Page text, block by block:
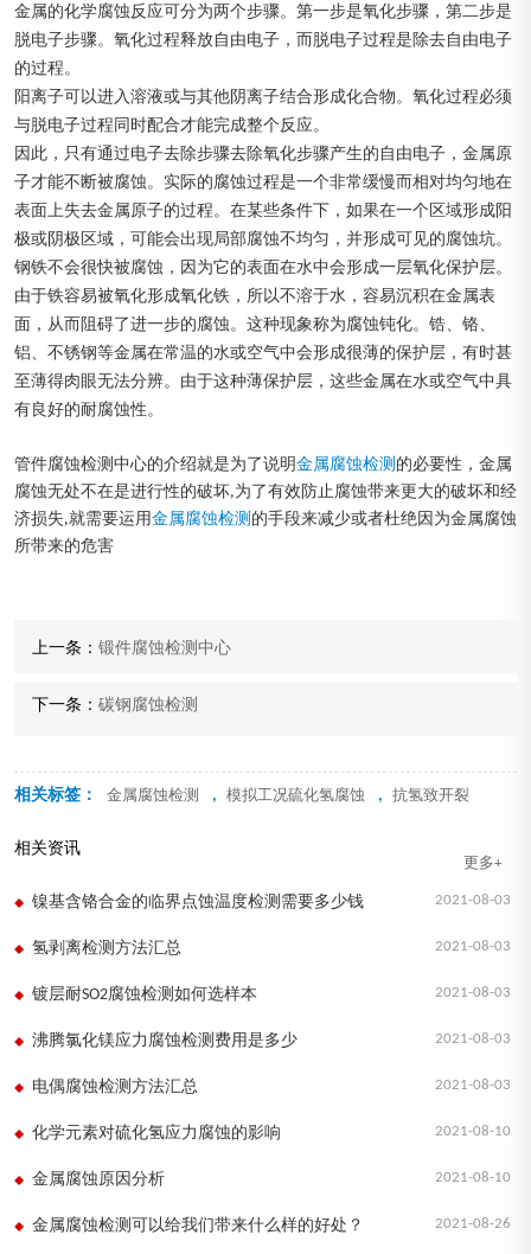
金属的化学腐蚀反应可分为两个步骤。第一步是氧化步骤，第二步是
脱电子步骤。氧化过程释放自由电子，而脱电子过程是除去自由电子
的过程。
阳离子可以进入溶液或与其他阴离子结合形成化合物。氧化过程必须
与脱电子过程同时配合才能完成整个反应。
因此，只有通过电子去除步骤去除氧化步骤产生的自由电子，金属原
子才能不断被腐蚀。实际的腐蚀过程是一个非常缓慢而相对均匀地在
表面上失去金属原子的过程。在某些条件下，如果在一个区域形成阳
极或阴极区域，可能会出现局部腐蚀不均匀，并形成可见的腐蚀坑。
钢铁不会很快被腐蚀，因为它的表面在水中会形成一层氧化保护层。
由于铁容易被氧化形成氧化铁，所以不溶于水，容易沉积在金属表
面，从而阻碍了进一步的腐蚀。这种现象称为腐蚀钝化。锆、铬、
铝、不锈钢等金属在常温的水或空气中会形成很薄的保护层，有时甚
至薄得肉眼无法分辨。由于这种薄保护层，这些金属在水或空气中具
有良好的耐腐蚀性。
管件腐蚀检测中心的介绍就是为了说明金属腐蚀检测 的必要性，金属
腐蚀无处不在是进行性的破坏,为了有效防止腐蚀带来更大的破坏和经
济损失,就需要运用金属腐蚀检测 的手段来减少或者杜绝因为金属腐蚀
所带来的危害
上一条： 锻件腐蚀检测中心
下一条： 碳钢腐蚀检测
相关标签： 金属腐蚀检测 , 模拟工况硫化氢腐蚀 , 抗氢致开裂
相关资讯
更多+
2021-08-03
镍基含铬合金的临界点蚀温度检测需要多少钱
2021-08-03
氢剥离检测方法汇总
2021-08-03
镀层耐SO2腐蚀检测如何选样本
2021-08-03
沸腾氯化镁应力腐蚀检测费用是多少
2021-08-03
电偶腐蚀检测方法汇总
2021-08-10
化学元素对硫化氢应力腐蚀的影响
2021-08-10
金属腐蚀原因分析
2021-08-26
金属腐蚀检测可以给我们带来什么样的好处？